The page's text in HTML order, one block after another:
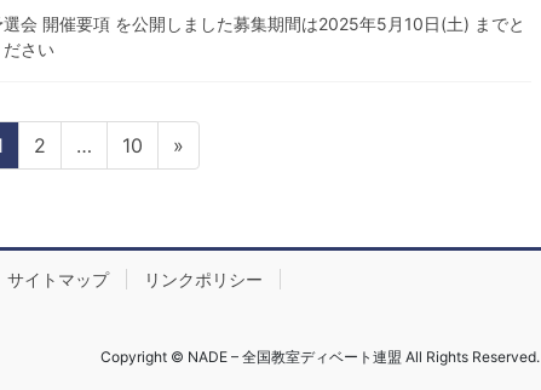
会 開催要項 を公開しました募集期間は2025年5月10日(土) までと
さい
ジ
固
定
ジ
2 …
固
定
ジ
10 »
サイトマップ リンクポリシー
Copyright © NADE – 全国教室ディベート連盟 All Rights Reserved.